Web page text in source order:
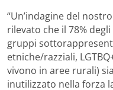
“Un’indagine del
rilevato che il 78%
gruppi
etniche/razziali,
vivono in aree rurali)
inutilizzato nella forza